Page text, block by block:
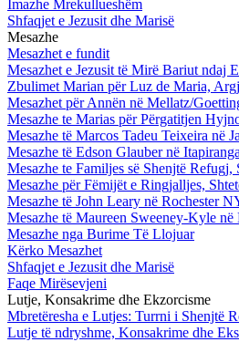
Imazhe Mrekullueshëm
Shfaqjet e Jezusit dhe Marisë
Mesazhe
Mesazhet e fundit
Mesazhet e Jezusit të Mirë Bariut ndaj
Zbulimet Marian për Luz de Maria,
Mesazhet për Annën në Mellatz/
Mesazhe te Marias për Përgatitjen
Mesazhe të Marcos Tadeu Teixeira në
Mesazhe të Edson Glauber në
Mesazhe te Familjes së Shenjtë Refugj,
Mesazhe për Fëmijët e Ringjalljes,
Mesazhe të John Leary në Rochester
Mesazhe të Maureen Sweeney-Kyle
Mesazhe nga Burime Të Llojuar
Kërko Mesazhet
Shfaqjet e Jezusit dhe Marisë
Faqe Mirësevjeni
Lutje, Konsakrime dhe Ekzorcisme
Mbretëresha e Lutjes: Turrni i Shenjtë
Lutje të ndryshme, Konsakrime dhe